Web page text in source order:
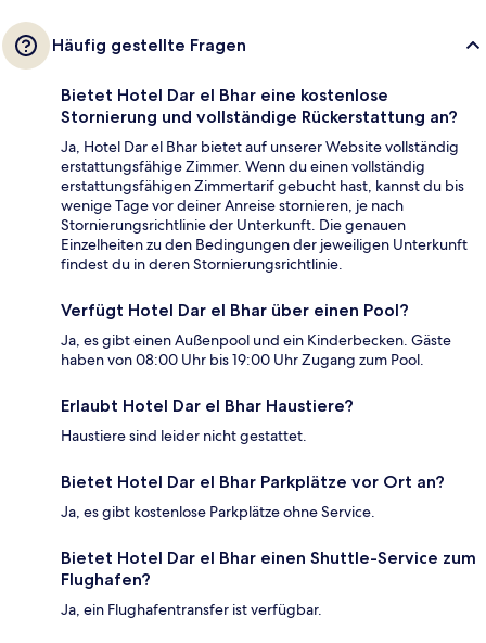
Häufig gestellte Fragen
Bietet Hotel Dar el Bhar eine kostenlose
Stornierung und vollständige Rückerstattung an?
Ja, Hotel Dar el Bhar bietet auf unserer Website vollständig
erstattungsfähige Zimmer. Wenn du einen vollständig
erstattungsfähigen Zimmertarif gebucht hast, kannst du bis
wenige Tage vor deiner Anreise stornieren, je nach
Stornierungsrichtlinie der Unterkunft. Die genauen
Einzelheiten zu den Bedingungen der jeweiligen Unterkunft
findest du in deren Stornierungsrichtlinie.
Verfügt Hotel Dar el Bhar über einen Pool?
Ja, es gibt einen Außenpool und ein Kinderbecken. Gäste
haben von 08:00 Uhr bis 19:00 Uhr Zugang zum Pool.
Erlaubt Hotel Dar el Bhar Haustiere?
Haustiere sind leider nicht gestattet.
Bietet Hotel Dar el Bhar Parkplätze vor Ort an?
Ja, es gibt kostenlose Parkplätze ohne Service.
Bietet Hotel Dar el Bhar einen Shuttle-Service zum
Flughafen?
Ja, ein Flughafentransfer ist verfügbar.